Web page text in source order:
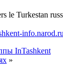
le Turkestan
InTashkent
»